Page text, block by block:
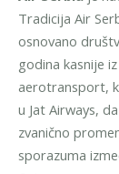
Tradicija Air
osnovano
godina kasnije
aerotransport,
u Jat Airways,
zvanično
sporazuma